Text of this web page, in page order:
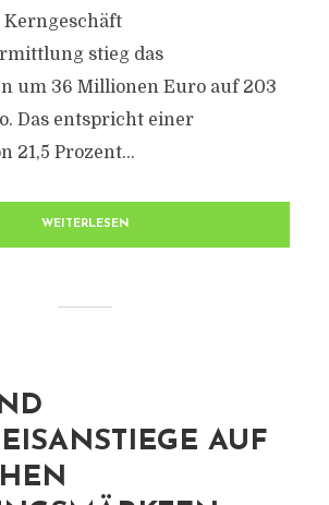
Kerngeschäft
stieg das
um 36 Millionen Euro auf 203
Das entspricht einer
21,5 Prozent...
WEITERLESEN
AUF